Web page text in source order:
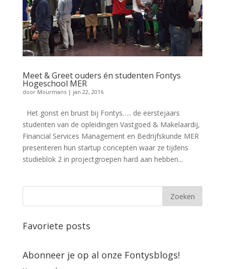
Meet & Greet ouders én studenten Fontys
Hogeschool MER
door Mourmans| jan 22, 2016
Het gonst en bruist bij Fontys….. de eerstejaars
studenten van de opleidingen Vastgoed & Makelaardij,
Financial Services Management en Bedrijfskunde MER
presenteren hun startup concepten waar ze tijdens
studieblok 2 in projectgroepen hard aan hebben...
Favoriete posts
Abonneer je op al onze Fontysblogs!